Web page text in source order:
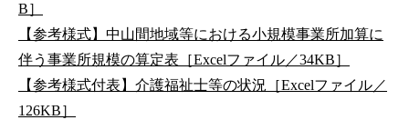
B］
【参考様式】中山間地域等における小規模事業所加算に
伴う事業所規模の算定表［Excelファイル／34KB］
【参考様式付表】介護福祉士等の状況［Excelファイル／
126KB］